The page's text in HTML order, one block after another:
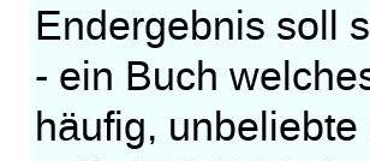
Endergebnis soll
- ein Buch
häufig,